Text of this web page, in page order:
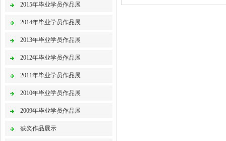
2015年毕业学员作品展
2014年毕业学员作品展
2013年毕业学员作品展
2012年毕业学员作品展
2011年毕业学员作品展
2010年毕业学员作品展
2009年毕业学员作品展
获奖作品展示